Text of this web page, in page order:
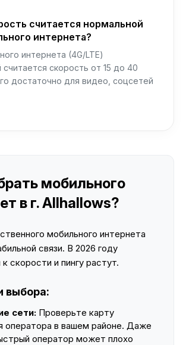
считается нормальной
интернета?
интернета (4G/LTE)
скорость от 15 до 40
достаточно для видео, соцсетей
мобильного
в г. Allhallows?
мобильного интернета
связи. В 2026 году
скорости и пингу растут.
выбора:
сети: Проверьте карту
оператора в вашем районе. Даже
оператор может плохо